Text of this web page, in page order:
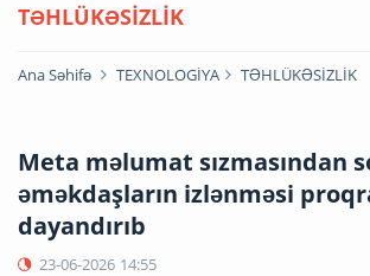
TƏHLÜKƏSİZLİK
Ana Səhifə TEXNOLOGİYA TƏHLÜKƏSİZLİK
Meta məlumat sızmasından
əməkdaşların izlənməsi
dayandırıb
23-06-2026 14:55